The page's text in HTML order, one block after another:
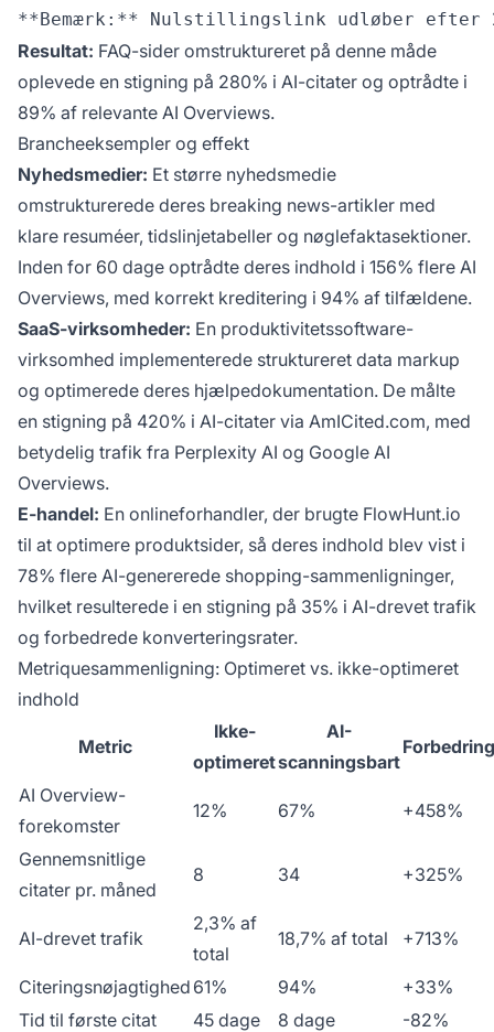
Resultat: FAQ-sider omstruktureret på denne måde
oplevede en stigning på 280% i AI-citater og optrådte i
89% af relevante AI Overviews.
Brancheeksempler og effekt
Nyhedsmedier: Et større nyhedsmedie
omstrukturerede deres breaking news-artikler med
klare resuméer, tidslinjetabeller og nøglefaktasektioner.
Inden for 60 dage optrådte deres indhold i 156% flere AI
Overviews, med korrekt kreditering i 94% af tilfældene.
SaaS-virksomheder: En produktivitetssoftware-
virksomhed implementerede struktureret data markup
og optimerede deres hjælpedokumentation. De målte
en stigning på 420% i AI-citater via AmICited.com, med
betydelig trafik fra Perplexity AI og Google AI
Overviews.
E-handel: En onlineforhandler, der brugte FlowHunt.io
til at optimere produktsider, så deres indhold blev vist i
78% flere AI-genererede shopping-sammenligninger,
hvilket resulterede i en stigning på 35% i AI-drevet trafik
og forbedrede konverteringsrater.
Metriquesammenligning: Optimeret vs. ikke-optimeret
indhold
Metric
Ikke-
optimeret
AI-
scanningsbart
Forbedring
AI Overview-
forekomster
12% 67% +458%
Gennemsnitlige
citater pr. måned
8 34 +325%
AI-drevet trafik
2,3% af
total
18,7% af total +713%
Citeringsnøjagtighed 61% 94%
+33%
Tid til første citat
45 dage 8 dage
-82%